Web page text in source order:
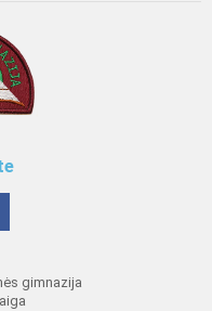
gimnazija